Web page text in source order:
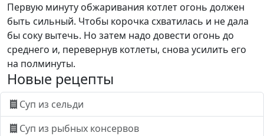
Первую минуту обжаривания котлет огонь должен
быть сильный. Чтобы корочка схватилась и не дала
бы соку вытечь. Но затем надо довести огонь до
среднего и, перевернув котлеты, снова усилить его
на полминуты.
Новые рецепты
Суп из сельди
Суп из рыбных консервов